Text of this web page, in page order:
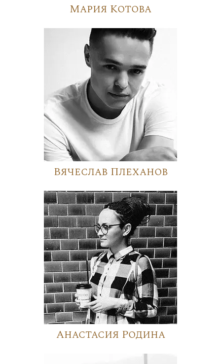
Мария Котова
Вячеслав Плеханов
Анастасия Родина